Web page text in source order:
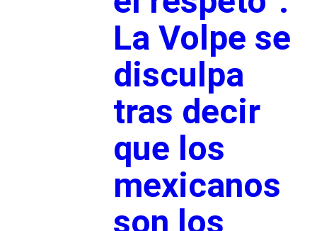
La Volpe se
disculpa
tras decir
que los
mexicanos
son los